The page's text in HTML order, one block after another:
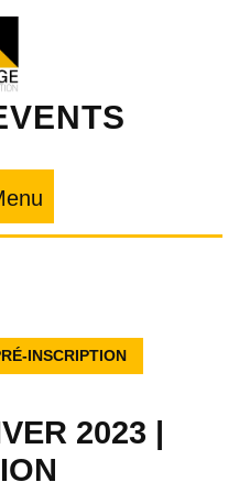
INSCRIPTION
2023 |